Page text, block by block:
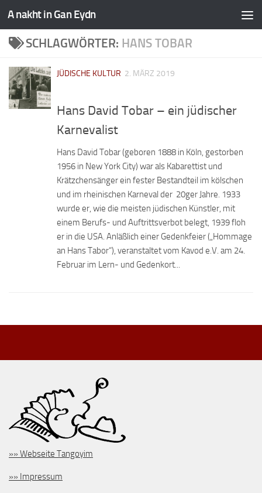
A nakht in Gan Eydn
SCHLAGWÖRTER: HANS TOBAR
JÜDISCHE KULTUR 2. MÄRZ 2019
Hans David Tobar – ein jüdischer
Karnevalist
Hans David Tobar (geboren 1888 in Köln, gestorben
1956 in New York City) war als Kabarettist und
Krätzchensänger ein fester Bestandteil im kölschen
und im rheinischen Karneval der 20ger Jahre. 1933
wurde er, wie die meisten jüdischen Künstler, mit
einem Berufs- und Auftrittsverbot belegt, 1939 floh
er in die USA. Anläßlich einer Gedenkfeier („Hommage
an Hans Tabor“), veranstaltet vom Kavod e.V. am 24.
Februar im Lern- und Gedenkort...
»» Webseite Tangoyim
»» Impressum